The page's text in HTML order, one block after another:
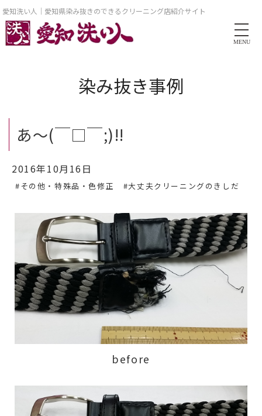
愛知洗い人｜愛知県染み抜きのできるクリーニング店紹介サイト
MENU
染み抜き事例
あ～(￣□￣;)!!
2016年10月16日
#その他・特殊品・色修正 #大丈夫クリーニングのきしだ
before